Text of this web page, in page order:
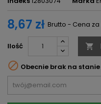
8,67 zł Brutto - Cena za
Ilość 
 Obecnie brak na stanie